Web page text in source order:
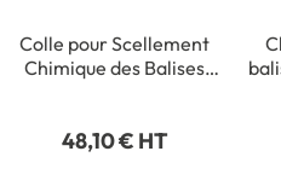
Colle pour Scellement
Chimique des Balises
48,10 € HT